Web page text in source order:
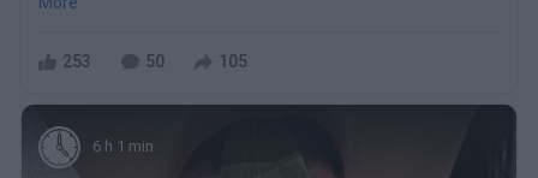
253 50 105
6 h 1 min